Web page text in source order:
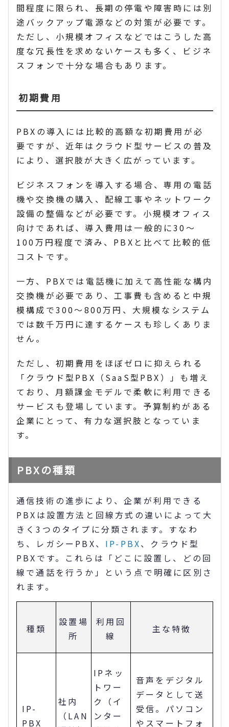
間程度に限られ、長期の停電や障害時には別
途バックアップ電源などの対策が必要です。
ただし、小規模オフィスなどではこうした高
度な冗長性を求めないケースも多く、ビジネ
スフォンで十分な場合もあります。
初期費用
PBXの導入には比較的高額な初期費用が必
要ですが、近年はクラウド型サービスの普及
により、選択肢が大きく広がっています。
ビジネスフォンを導入する場合、専用の電話
機や交換機の購入、配線工事やネットワーク
設備の整備などが必要です。小規模オフィス
向けであれば、導入費用は一般的に30〜
100万円程度で済み、PBXと比べて比較的低
コストです。
一方、PBXでは電話機に加えて高性能な構内
交換機が必要であり、工事費も含めると中規
模構成で300〜800万円、大規模なシステム
では数千万円に達するケースも珍しくありま
せん。
ただし、初期費用をほぼゼロに抑えられる
「クラウド型PBX（SaaS型PBX）」も増え
ており、月額課金モデルで柔軟に利用できる
サービスも登場しています。予算制約がある
企業にとって、有力な選択肢となっていま
す。
PBXの種類
通信技術の進歩により、企業が利用できる
PBXは設置方法と回線方式の違いによって大
きく3つのタイプに分類されます。すなわ
ち、レガシーPBX、 IP-PBX、クラウド型
PBXです。これらは「どこに設置し、どの回
線で通話を行うか」という点で明確に区別さ
れます。
種類
設置場
所
利用回
線
主な特徴
IP-
PBX
社内
（LAN
IPネッ
トワー
ク（イ
ンター
音声をデジタル
データとして送
受信。パソコン
やスマートフォ